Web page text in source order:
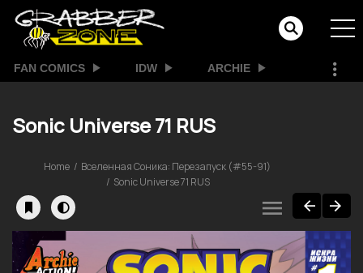
FAN COMICS IDW ARCHIE
Sonic Universe 71 RUS
Home
Вселенная Соника: Перезапуск (#55-91)
Sonic Universe 71 RUS